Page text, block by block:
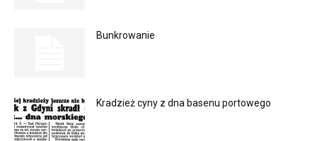
Bunkrowanie
Kradzież cyny z dna basenu portowego